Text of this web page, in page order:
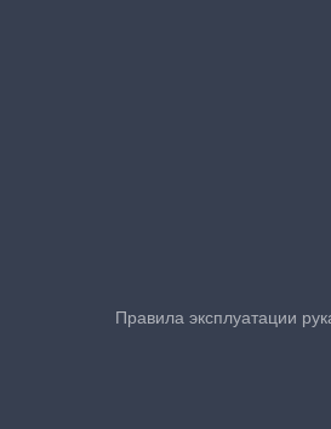
Правила эксплуатации